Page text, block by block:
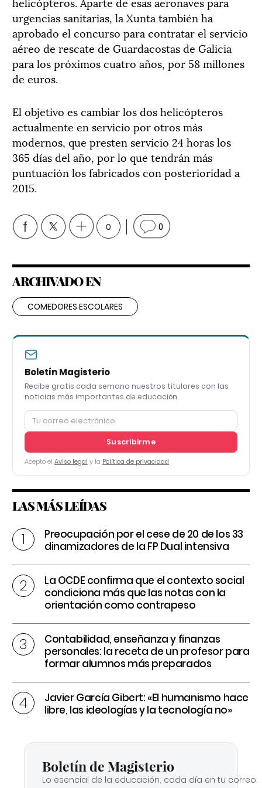
urgencias sanitarias, la Xunta también ha
aprobado el concurso para contratar el servicio
aéreo de rescate de Guardacostas de Galicia
para los próximos cuatro años, por 58 millones
de euros.
El objetivo es cambiar los dos helicópteros
actualmente en servicio por otros más
modernos, que presten servicio 24 horas los
365 días del año, por lo que tendrán más
puntuación los fabricados con posterioridad a
2015.
0 0
ARCHIVADO EN
COMEDORES ESCOLARES
Boletín Magisterio
Recibe gratis cada semana nuestros titulares con las
noticias más importantes de educación
Suscribirme
Acepto el Aviso legal y la Política de privacidad
LAS MÁS LEÍDAS
Preocupación por el cese de 20 de los 33
dinamizadores de la FP Dual intensiva
La OCDE confirma que el contexto social
condiciona más que las notas con la
orientación como contrapeso
Contabilidad, enseñanza y finanzas
personales: la receta de un profesor para
formar alumnos más preparados
Javier García Gibert: «El humanismo hace
libre, las ideologías y la tecnología no»
Boletín de Magisterio
Lo esencial de la educación, cada día en tu correo.